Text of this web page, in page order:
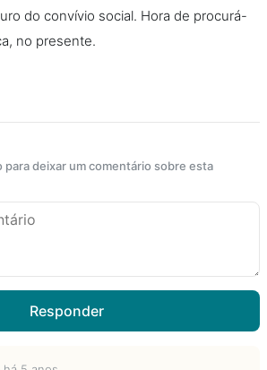
do convívio social. Hora de procurá-
no presente.
para deixar um comentário sobre esta
Responder